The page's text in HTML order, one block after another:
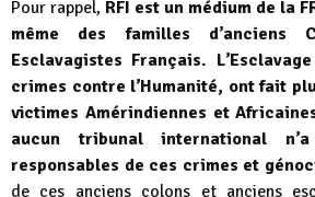
Pour rappel, RFI est un médium de la
même des familles d’anciens
Esclavagistes Français.
crimes contre l’Humanité, ont fait
victimes Amérindiennes et
aucun tribunal international
responsables de ces crimes et
de ces anciens colons et anciens